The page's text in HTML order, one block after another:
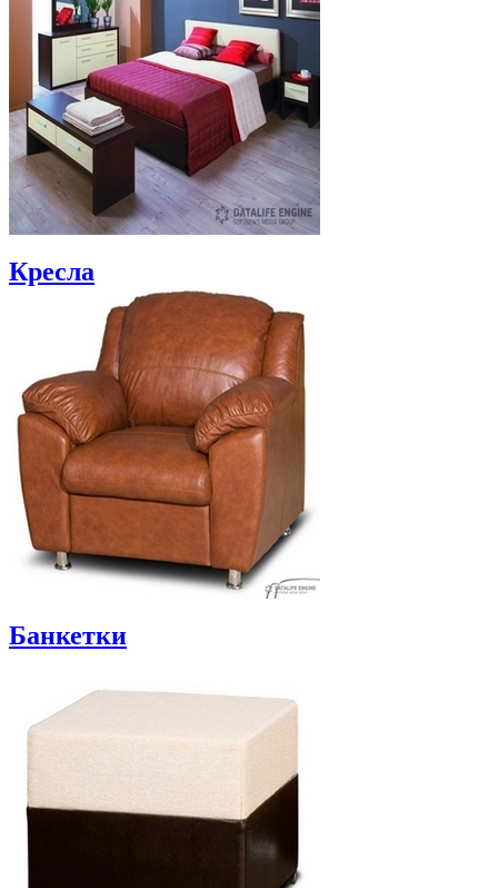
Кресла
Банкетки